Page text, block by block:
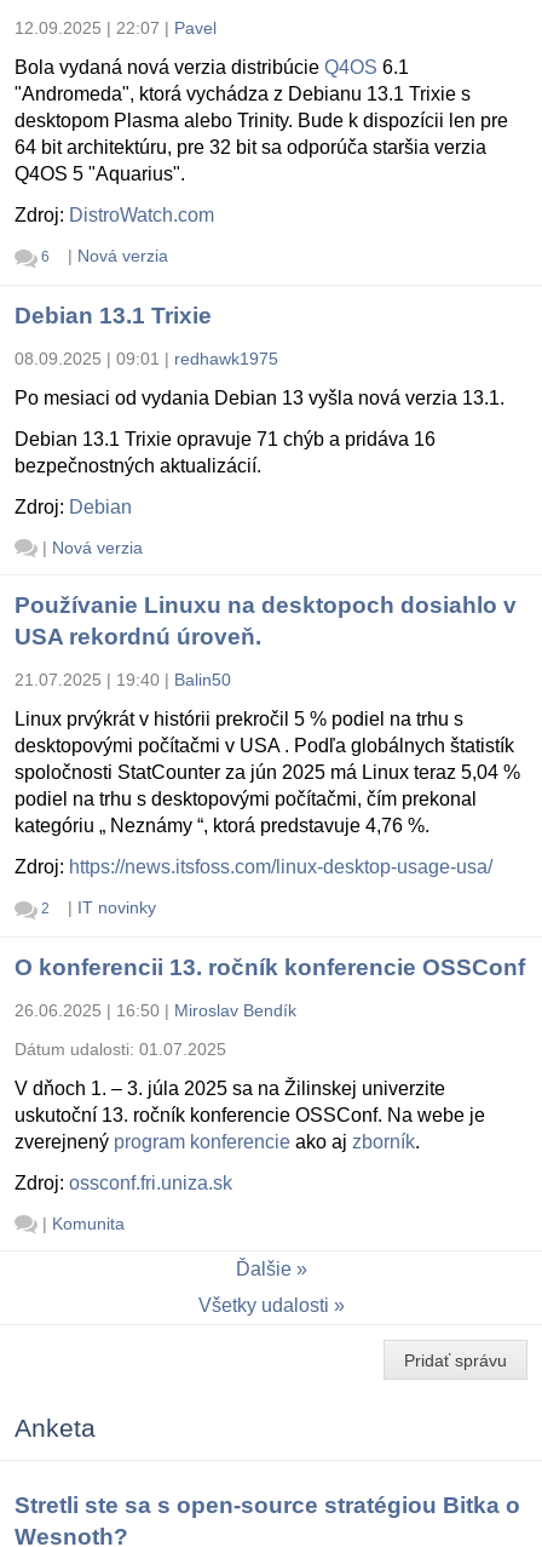
12.09.2025 | 22:07 | Pavel
Bola vydaná nová verzia distribúcie Q4OS 6.1
"Andromeda", ktorá vychádza z Debianu 13.1 Trixie s
desktopom Plasma alebo Trinity. Bude k dispozícii len pre
64 bit architektúru, pre 32 bit sa odporúča staršia verzia
Q4OS 5 "Aquarius".
Zdroj: DistroWatch.com
6 | Nová verzia
Debian 13.1 Trixie
08.09.2025 | 09:01 | redhawk1975
Po mesiaci od vydania Debian 13 vyšla nová verzia 13.1.
Debian 13.1 Trixie opravuje 71 chýb a pridáva 16
bezpečnostných aktualizácií.
Zdroj: Debian
| Nová verzia
Používanie Linuxu na desktopoch dosiahlo v
USA rekordnú úroveň.
21.07.2025 | 19:40 | Balin50
Linux prvýkrát v histórii prekročil 5 % podiel na trhu s
desktopovými počítačmi v USA . Podľa globálnych štatistík
spoločnosti StatCounter za jún 2025 má Linux teraz 5,04 %
podiel na trhu s desktopovými počítačmi, čím prekonal
kategóriu „ Neznámy “, ktorá predstavuje 4,76 %.
Zdroj: https://news.itsfoss.com/linux-desktop-usage-usa/
2 | IT novinky
O konferencii 13. ročník konferencie OSSConf
26.06.2025 | 16:50 | Miroslav Bendík
Dátum udalosti: 01.07.2025
V dňoch 1. – 3. júla 2025 sa na Žilinskej univerzite
uskutoční 13. ročník konferencie OSSConf. Na webe je
zverejnený program konferencie ako aj zborník.
Zdroj: ossconf.fri.uniza.sk
| Komunita
Ďalšie
Všetky udalosti
Pridať správu
Anketa
Stretli ste sa s open-source stratégiou Bitka o
Wesnoth?